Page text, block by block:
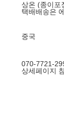
상온 (종이포
택배배송은
중국
070-7721-
상세페이지